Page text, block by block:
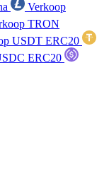
Verkoop
TRON
USDT ERC20
ERC20